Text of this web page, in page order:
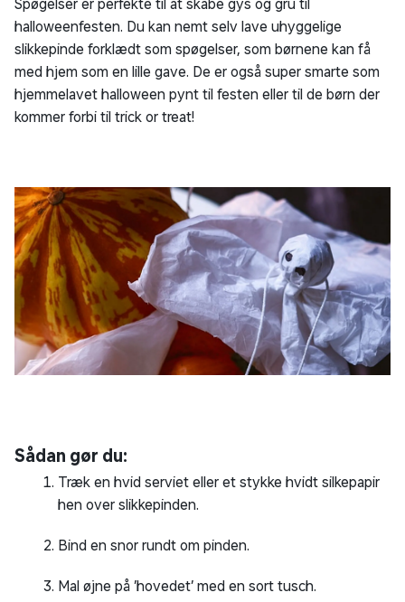
halloweenfesten. Du kan nemt selv lave uhyggelige
slikkepinde forklædt som spøgelser, som børnene kan få
med hjem som en lille gave. De er også super smarte som
hjemmelavet halloween pynt til festen eller til de børn der
kommer forbi til trick or treat!
Sådan gør du:
Træk en hvid serviet eller et stykke hvidt silkepapir
hen over slikkepinden.
Bind en snor rundt om pinden.
Mal øjne på ’hovedet’ med en sort tusch.